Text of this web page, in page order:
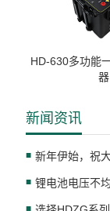
HD-630多功能
器
新闻资讯
锂电池电压不